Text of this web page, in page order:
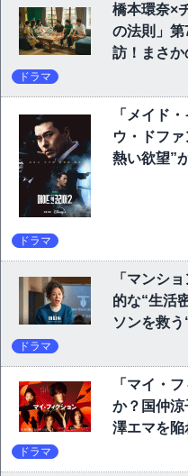
橋本環奈×
の法則」
訪！まさか
ドラマ
「メイド
ウ・ドフ
熱い欲望”
ドラマ
「マンシ
的な“生活
ソンを救
ドラマ
「マイ・
か？国仲
澤エマを
ドラマ